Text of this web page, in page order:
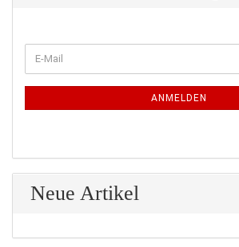
ZUR
NEWSLETTER-
E-
Mail
ANMELDEN
Neue Artikel